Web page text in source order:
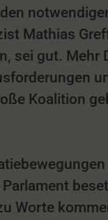
Mathias
gut. Mehr
Koalition
Worte